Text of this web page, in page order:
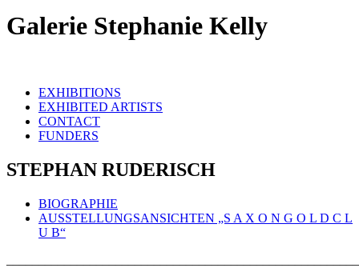
Galerie Stephanie Kelly
EXHIBITIONS
EXHIBITED ARTISTS
CONTACT
FUNDERS
STEPHAN RUDERISCH
BIOGRAPHIE
AUSSTELLUNGSANSICHTEN „S A X O N G O L D C L
U B“